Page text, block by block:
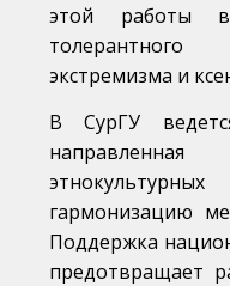
этой работы
толерантного
экстремизма и
В СурГУ
гармонизацию
Поддержка
предотвращает